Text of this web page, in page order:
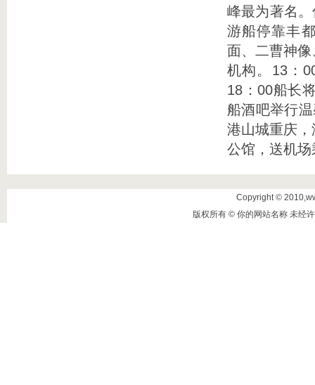
峰最为著名
游船停靠丰
面、二曹神
机构。13：
18：00船长
船酒吧举行
港山城重庆
公馆，送机
Copyright ©
版权所有 © 你的网站名称 未经